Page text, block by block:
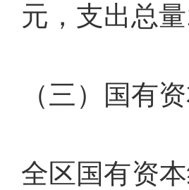
元，支出总
（三）国有
全区国有资